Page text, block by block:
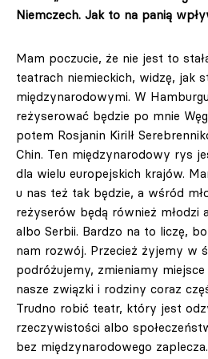
Niemczech. Jak to na panią
Mam poczucie, że nie jest to
teatrach niemieckich, widzę, jak
międzynarodowymi. W
reżyserować będzie po mnie
potem Rosjanin Kirilł
Chin. Ten międzynarodowy rys
dla wielu europejskich krajów.
u nas też tak będzie, a wśród
reżyserów będą również młodzi
albo Serbii. Bardzo na to liczę,
nam rozwój. Przecież żyjemy w
podróżujemy, zmieniamy
nasze związki i rodziny coraz
Trudno robić teatr, który jest
rzeczywistości albo
bez międzynarodowego